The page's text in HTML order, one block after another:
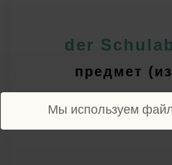
der
предмет
Мы используем